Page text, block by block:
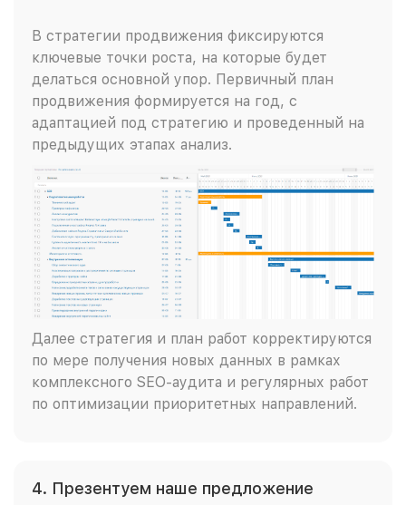
В стратегии продвижения фиксируются
ключевые точки роста, на которые будет
делаться основной упор. Первичный план
продвижения формируется на год, с
адаптацией под стратегию и проведенный на
предыдущих этапах анализ.
Далее стратегия и план работ корректируются
по мере получения новых данных в рамках
комплексного SEO-аудита и регулярных работ
по оптимизации приоритетных направлений.
4. Презентуем наше предложение